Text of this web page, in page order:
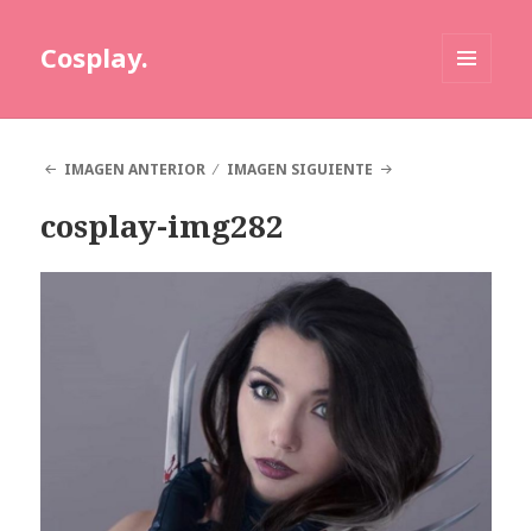
Cosplay.
IMAGEN ANTERIOR
IMAGEN SIGUIENTE
cosplay-img282